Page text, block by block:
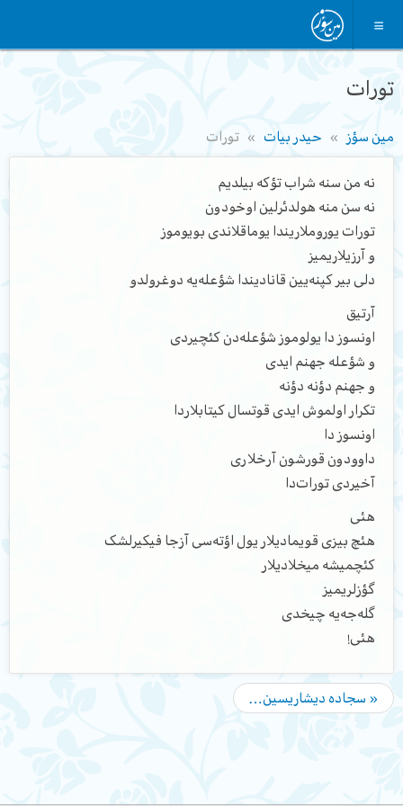
تورات
مین سؤز حیدر بیات تورات
نه من سنه شراب تؤکه بیلدیم
نه سن منه هولدئرلین اوخودون
تورات یوروملاریندا یوماقلاندی بویوموز
و آرزیلاریمیز
دلی بیر کپنه‌یین قانادیندا شؤعله‌یه دوغرولدو
آرتیق
اونسوز دا یولوموز شؤعله‌دن کئچیردی
و شؤعله جهنم ایدی
و جهنم دؤنه دؤنه
تکرار اولموش ایدی قوتسال کیتابلاردا
اونسوز دا
داوودون قورشون آرخلاری
آخیردی تورات‌دا
هئی
هئچ بیزی قویمادیلار یول اؤته‌سی آزجا فیکیرلشک
کئچمیشه میخلادیلار
گؤزلریمیز
گله‌جه‌یه چیخدی
هئی!
« سجاده دیشاریسین…